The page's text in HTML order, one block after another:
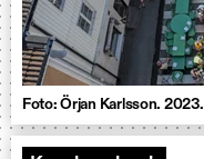
Foto: Örjan Karlsson. 2023.